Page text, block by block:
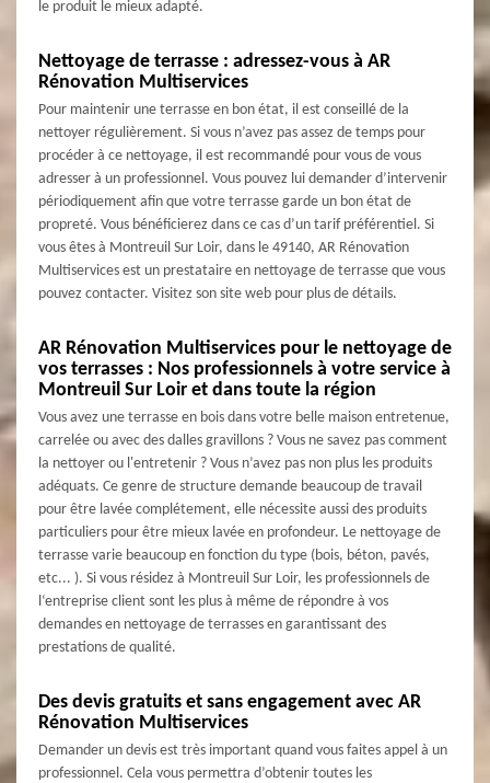
le produit le mieux adapté.
Nettoyage de terrasse : adressez-vous à AR
Rénovation Multiservices
Pour maintenir une terrasse en bon état, il est conseillé de la
nettoyer régulièrement. Si vous n’avez pas assez de temps pour
procéder à ce nettoyage, il est recommandé pour vous de vous
adresser à un professionnel. Vous pouvez lui demander d’intervenir
périodiquement afin que votre terrasse garde un bon état de
propreté. Vous bénéficierez dans ce cas d’un tarif préférentiel. Si
vous êtes à Montreuil Sur Loir, dans le 49140, AR Rénovation
Multiservices est un prestataire en nettoyage de terrasse que vous
pouvez contacter. Visitez son site web pour plus de détails.
AR Rénovation Multiservices pour le nettoyage de
vos terrasses : Nos professionnels à votre service à
Montreuil Sur Loir et dans toute la région
Vous avez une terrasse en bois dans votre belle maison entretenue,
carrelée ou avec des dalles gravillons ? Vous ne savez pas comment
la nettoyer ou l'entretenir ? Vous n’avez pas non plus les produits
adéquats. Ce genre de structure demande beaucoup de travail
pour être lavée complétement, elle nécessite aussi des produits
particuliers pour être mieux lavée en profondeur. Le nettoyage de
terrasse varie beaucoup en fonction du type (bois, béton, pavés,
etc... ). Si vous résidez à Montreuil Sur Loir, les professionnels de
l‘entreprise client sont les plus à même de répondre à vos
demandes en nettoyage de terrasses en garantissant des
prestations de qualité.
Des devis gratuits et sans engagement avec AR
Rénovation Multiservices
Demander un devis est très important quand vous faites appel à un
professionnel. Cela vous permettra d’obtenir toutes les